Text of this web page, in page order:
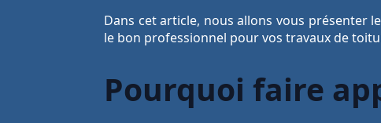
Dans cet article, nous allons vous présenter
le bon professionnel pour vos travaux de
Pourquoi faire